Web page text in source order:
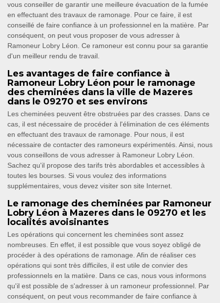
vous conseiller de garantir une meilleure évacuation de la fumée
en effectuant des travaux de ramonage. Pour ce faire, il est
conseillé de faire confiance à un professionnel en la matière. Par
conséquent, on peut vous proposer de vous adresser à
Ramoneur Lobry Léon. Ce ramoneur est connu pour sa garantie
d'un meilleur rendu de travail.
Les avantages de faire confiance à
Ramoneur Lobry Léon pour le ramonage
des cheminées dans la ville de Mazeres
dans le 09270 et ses environs
Les cheminées peuvent être obstruées par des crasses. Dans ce
cas, il est nécessaire de procéder à l'élimination de ces éléments
en effectuant des travaux de ramonage. Pour nous, il est
nécessaire de contacter des ramoneurs expérimentés. Ainsi, nous
vous conseillons de vous adresser à Ramoneur Lobry Léon.
Sachez qu'il propose des tarifs très abordables et accessibles à
toutes les bourses. Si vous voulez des informations
supplémentaires, vous devez visiter son site Internet.
Le ramonage des cheminées par Ramoneur
Lobry Léon à Mazeres dans le 09270 et les
localités avoisinantes
Les opérations qui concernent les cheminées sont assez
nombreuses. En effet, il est possible que vous soyez obligé de
procéder à des opérations de ramonage. Afin de réaliser ces
opérations qui sont très difficiles, il est utile de convier des
professionnels en la matière. Dans ce cas, nous vous informons
qu'il est possible de s'adresser à un ramoneur professionnel. Par
conséquent, on peut vous recommander de faire confiance à